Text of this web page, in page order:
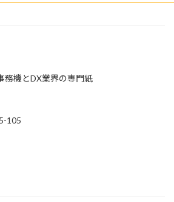
務機とDX業界の専門紙
105